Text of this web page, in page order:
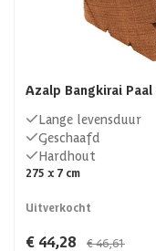
Azalp Bangkirai
Lange levensduur
Geschaafd
Hardhout
275 x 7 cm
Uitverkocht
€ 44,28 € 46,61